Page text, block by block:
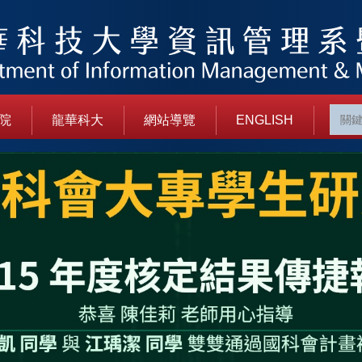
龍華科大 網站導覽 ENGLISH